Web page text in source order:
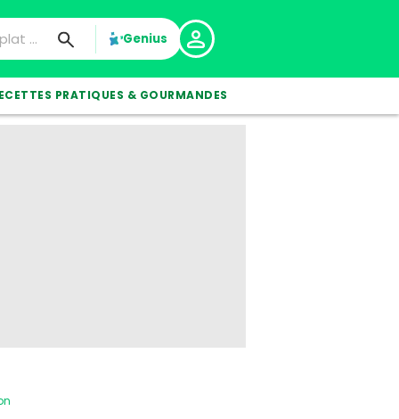
Genius
PRATIQUES & GOURMANDES